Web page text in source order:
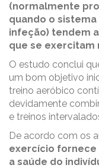
(normalmente
quando o
infeção) tendem
que se exercitam
O estudo conclui
um bom objetivo
treino aeróbico
devidamente
e treinos
De acordo com os
exercício fornece
a saúde do